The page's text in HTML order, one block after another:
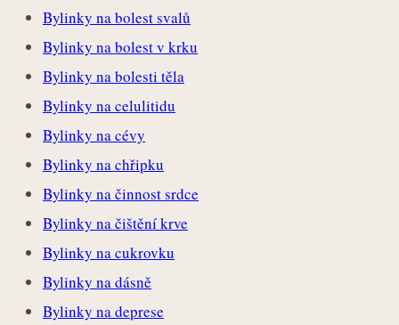
Bylinky na bolest svalů
Bylinky na bolest v krku
Bylinky na bolesti těla
Bylinky na celulitidu
Bylinky na cévy
Bylinky na chřipku
Bylinky na činnost srdce
Bylinky na čištění krve
Bylinky na cukrovku
Bylinky na dásně
Bylinky na deprese